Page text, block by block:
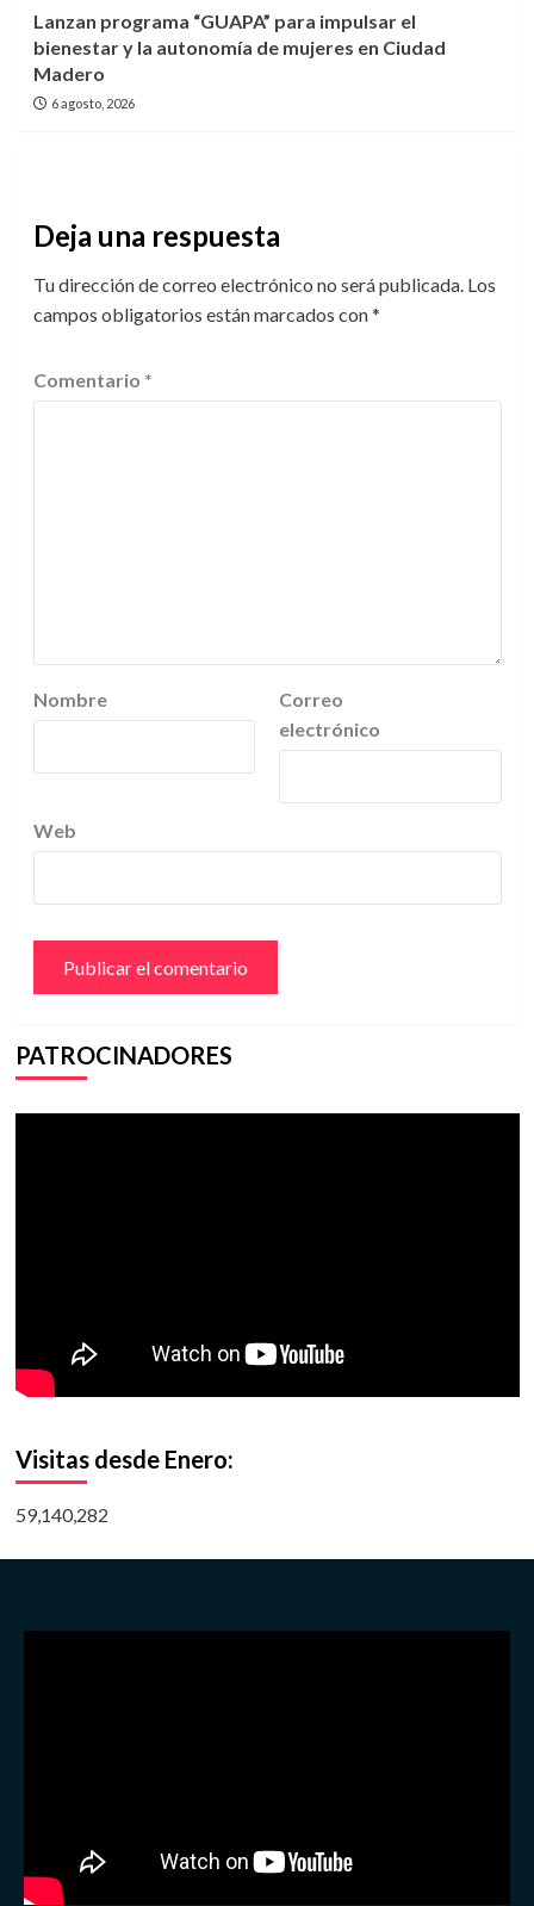
Lanzan programa “GUAPA” para impulsar el
bienestar y la autonomía de mujeres en Ciudad
Madero
6 agosto, 2026
Deja una respuesta
Tu dirección de correo electrónico no será publicada. Los
campos obligatorios están marcados con*
Comentario *
Nombre
Correo
electrónico
Web
PATROCINADORES
Visitas desde Enero:
59,140,282